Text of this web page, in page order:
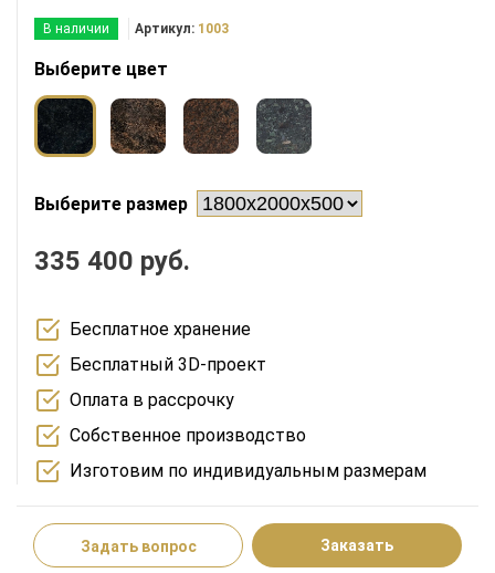
В наличии Артикул: 1003
Выберите цвет
Выберите размер
335 400 руб.
Бесплатное хранение
Бесплатный 3D-проект
Оплата в рассрочку
Собственное производство
Изготовим по индивидуальным размерам
Задать вопрос Заказать